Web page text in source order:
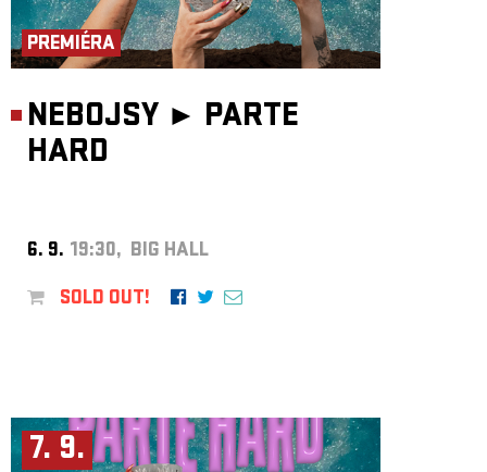
PREMIÉRA
NEBOJSY ► PARTE
HARD
6. 9. 19:30, BIG HALL
SOLD OUT!
7. 9.